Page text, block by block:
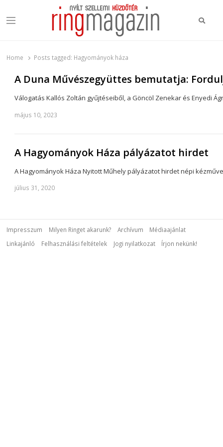
Menu
Home Posts tagged: Hagyományok háza
A Duna Művészegyüttes bemutatja:
Válogatás Kallós Zoltán gyűjtéseiből, a Göncöl Zenekar és Enyedi
május 10, 2023
A Hagyományok Háza pályázatot hirdet
A Hagyományok Háza Nyitott Műhely pályázatot hirdet népi
július 31, 2020
Impresszum Milyen Ringet akarunk? Archívum
Médiaajánlat
Linkajánló
Felhasználási feltételek Jogi nyilatkozat Írjon nekünk!